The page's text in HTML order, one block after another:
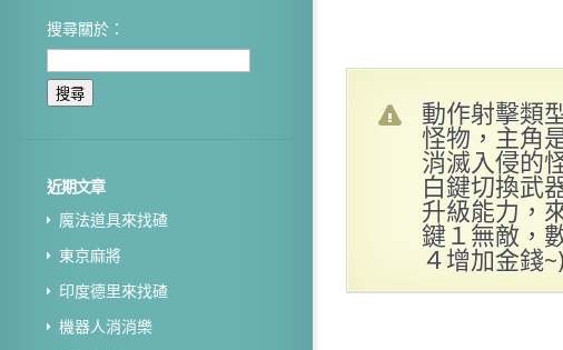
搜尋關於：
近期文章
魔法道具來找碴
東京麻將
印度德里來找碴
機器人消消樂
動作射擊類
怪物，主角
消滅入侵的
白鍵切換武
升級能力，
鍵１無敵，
４增加金錢